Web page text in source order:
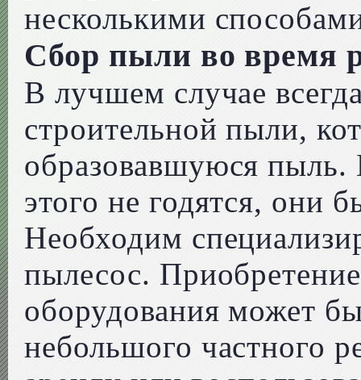
несколькими
Сбор пыли во время
В лучшем случае
строительной пыли,
образовавшуюся
этого не годятся, они
Необходим
пылесос.
оборудования может
небольшого частного